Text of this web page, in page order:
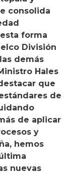
consolida
forma
División
demás
Hales
que
de
de aplicar
y
hemos
nuevas